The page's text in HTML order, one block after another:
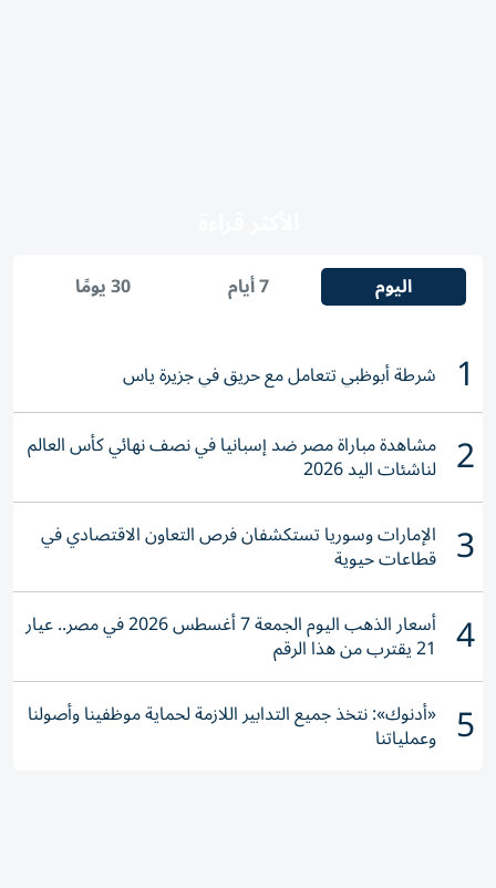
اليوم 7 أيام 30 يومًا
1 شرطة أبوظبي تتعامل مع حريق في جزيرة ياس
2 مشاهدة مباراة مصر ضد إسبانيا في نصف نهائي كأس العالم
لناشئات اليد 2026
3 الإمارات وسوريا تستكشفان فرص التعاون الاقتصادي في
قطاعات حيوية
4 أسعار الذهب اليوم الجمعة 7 أغسطس 2026 في مصر.. عيار
21 يقترب من هذا الرقم
5 «أدنوك»: نتخذ جميع التدابير اللازمة لحماية موظفينا وأصولنا
وعملياتنا